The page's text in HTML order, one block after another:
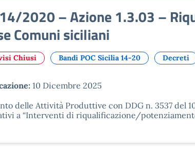
2020 – Azione 1.3.03 –
Comuni siciliani
Chiusi Bandi POC Sicilia 14-20 Decreti
10 Dicembre 2025
delle Attività Produttive con DDG n. 3537 del
a “Interventi di riqualificazione/